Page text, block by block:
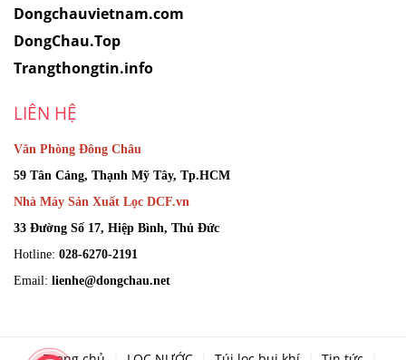
Dongchauvietnam.com
DongChau.Top
Trangthongtin.info
LIÊN HỆ
Văn Phòng Đông Châu
59 Tân Cảng, Thạnh Mỹ Tây, Tp.HCM
Nhà Máy Sản Xuất Lọc DCF.vn
33 Đường Số 17, Hiệp Bình, Thủ Đức
Hotline: 028-6270-2191
Email: lienhe@dongchau.net